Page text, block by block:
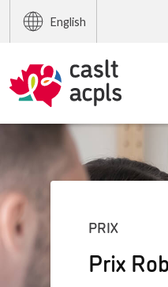
English
PRIX
Prix